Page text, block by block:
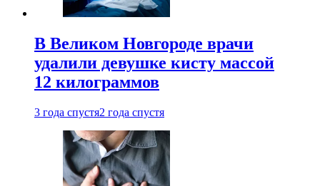
В Великом Новгороде врачи
удалили девушке кисту массой
12 килограммов
3 года спустя2 года спустя